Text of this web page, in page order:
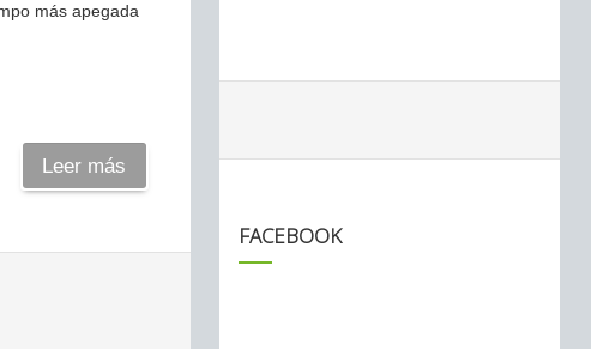
más apegada
Leer más
FACEBOOK